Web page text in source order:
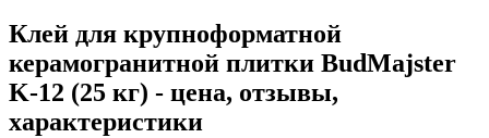
Клей для крупноформатной
керамогранитной плитки BudMajster
K-12 (25 кг) - цена, отзывы,
характеристики